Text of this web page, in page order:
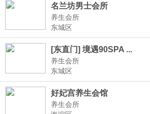
名兰坊男士会所
养生会所
东城区
[东直门] 境遇90SPA ...
养生会所
东城区
好妃宫养生会馆
养生会所